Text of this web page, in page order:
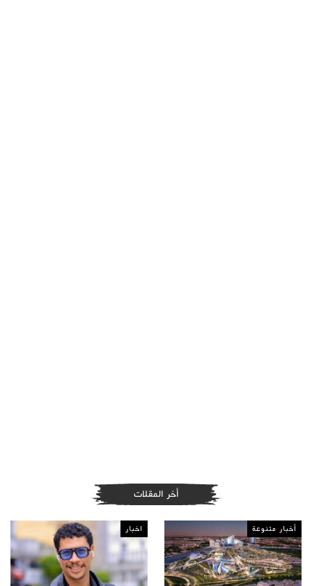
أخر المقلات
أخبار متنوعة اخبار